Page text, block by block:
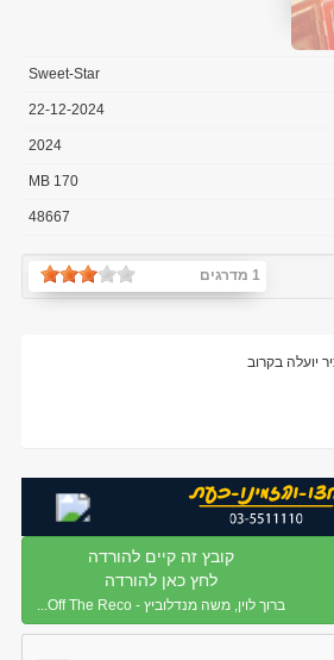
Sweet-Star
22-12-2024
2024
170 MB
48667
1 מדרגים
יועלה בקרוב
קובץ זה קיים להורדה
לחץ כאן להורדה
ברוך לוין, משה מנדלוביץ - Off The Reco...